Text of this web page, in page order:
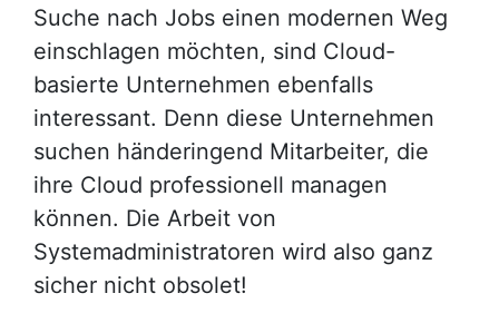
Suche nach Jobs einen modernen Weg
einschlagen möchten, sind Cloud-
basierte Unternehmen ebenfalls
interessant. Denn diese Unternehmen
suchen händeringend Mitarbeiter, die
ihre Cloud professionell managen
können. Die Arbeit von
Systemadministratoren wird also ganz
sicher nicht obsolet!